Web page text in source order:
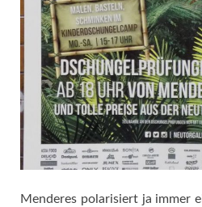
Menderes polarisiert ja immer